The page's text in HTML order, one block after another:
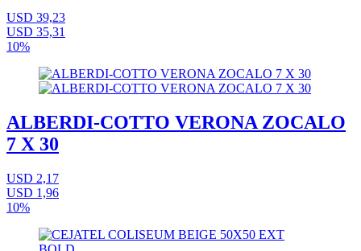
USD 39,23
USD 35,31
10%
ALBERDI-COTTO VERONA ZOCALO
7 X 30
USD 2,17
USD 1,96
10%